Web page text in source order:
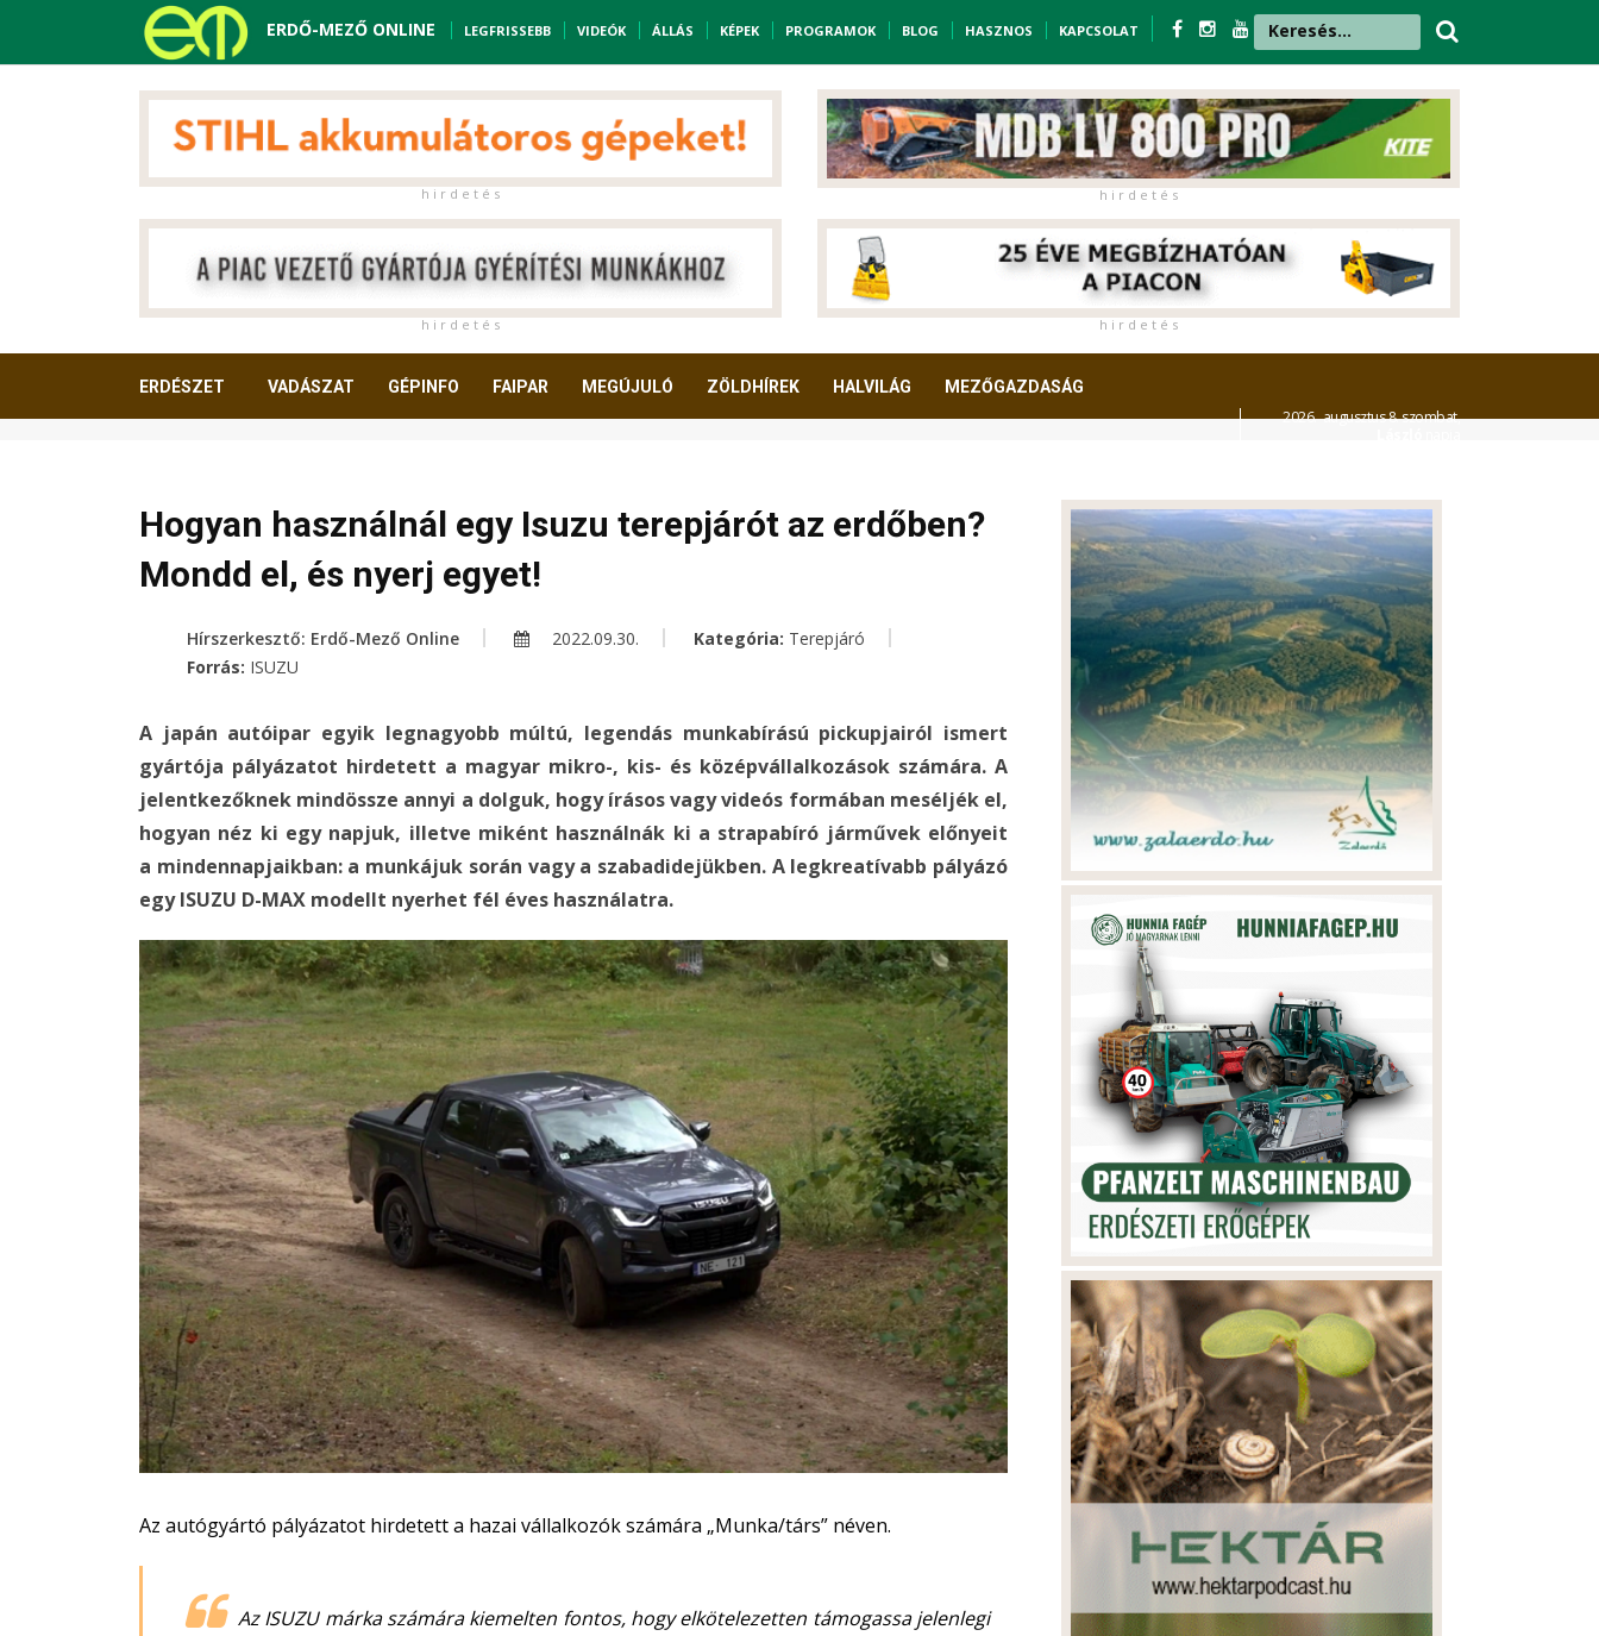
ERDŐ-MEZŐ ONLINE LEGFRISSEBB VIDEÓK ÁLLÁS KÉPEK PROGRAMOK BLOG HASZNOS KAPCSOLAT
h i r d e t é s h i r d e t é s
h i r d e t é s h i r d e t é s
ERDÉSZET VADÁSZAT GÉPINFO FAIPAR MEGÚJULÓ ZÖLDHÍREK HALVILÁG MEZŐGAZDASÁG
2026. augusztus 8. szombat,
Hogyan használnál egy Isuzu terepjárót az erdőben?
Mondd el, és nyerj egyet!
Hírszerkesztő: Erdő-Mező Online 2022.09.30. Kategória: Terepjáró
Forrás: ISUZU
A japán autóipar egyik legnagyobb múltú, legendás munkabírású pickupjairól ismert
gyártója pályázatot hirdetett a magyar mikro-, kis- és középvállalkozások számára. A
jelentkezőknek mindössze annyi a dolguk, hogy írásos vagy videós formában meséljék el,
hogyan néz ki egy napjuk, illetve miként használnák ki a strapabíró járművek előnyeit
a mindennapjaikban: a munkájuk során vagy a szabadidejükben. A legkreatívabb pályázó
egy ISUZU D-MAX modellt nyerhet fél éves használatra.
Az autógyártó pályázatot hirdetett a hazai vállalkozók számára „Munka/társ” néven.
Az ISUZU márka számára kiemelten fontos, hogy elkötelezetten támogassa jelenlegi